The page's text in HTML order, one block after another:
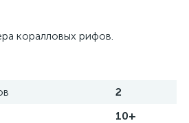
коралловых рифов.
2
10+